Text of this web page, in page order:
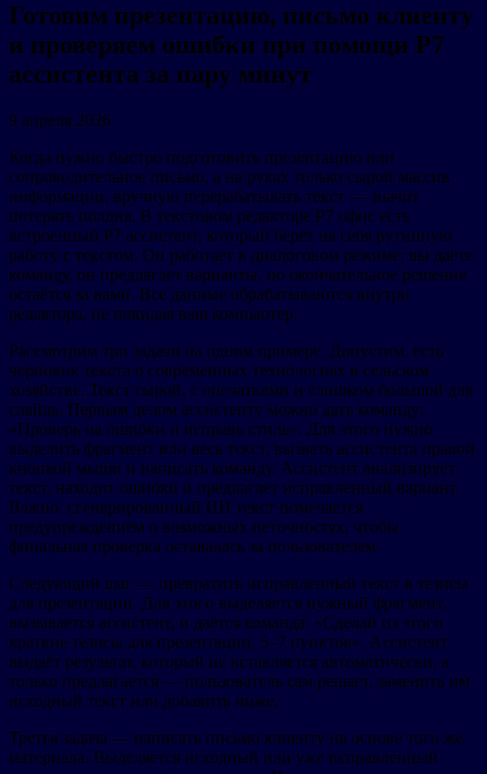
Готовим презентацию, письмо клиенту
и проверяем ошибки при помощи Р7
ассистента за пару минут
9 апреля 2026
Когда нужно быстро подготовить презентацию или
сопроводительное письмо, а на руках только сырой массив
информации, вручную перерабатывать текст — значит
потерять полдня. В текстовом редакторе Р7 офис есть
встроенный Р7 ассистент, который берёт на себя рутинную
работу с текстом. Он работает в диалоговом режиме: вы даёте
команду, он предлагает варианты, но окончательное решение
остаётся за вами. Все данные обрабатываются внутри
редактора, не покидая ваш компьютер.
Рассмотрим три задачи на одном примере. Допустим, есть
черновик текста о современных технологиях в сельском
хозяйстве. Текст сырой, с опечатками и слишком большой для
слайда. Первым делом ассистенту можно дать команду:
«Проверь на ошибки и исправь стиль». Для этого нужно
выделить фрагмент или весь текст, вызвать ассистента правой
кнопкой мыши и написать команду. Ассистент анализирует
текст, находит ошибки и предлагает исправленный вариант.
Важно: сгенерированный ИИ текст помечается
предупреждением о возможных неточностях, чтобы
финальная проверка оставалась за пользователем.
Следующий шаг — превратить исправленный текст в тезисы
для презентации. Для этого выделяется нужный фрагмент,
вызывается ассистент, и даётся команда: «Сделай из этого
краткие тезисы для презентации, 5–7 пунктов». Ассистент
выдаёт результат, который не вставляется автоматически, а
только предлагается — пользователь сам решает, заменить им
исходный текст или добавить ниже.
Третья задача — написать письмо клиенту на основе того же
материала. Выделяется исходный или уже исправленный